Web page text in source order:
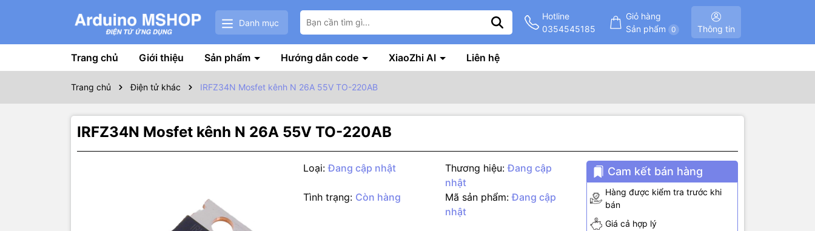
Danh mục
Hotline
0354545185
Giỏ hàng
Sản phẩm
0 Thông tin
Trang chủ Giới thiệu Sản phẩm Hướng dẫn code XiaoZhi AI Liên hệ
Trang chủ Điện tử khác IRFZ34N Mosfet kênh N 26A 55V TO-220AB
IRFZ34N Mosfet kênh N 26A 55V TO-220AB
Loại: Đang cập nhật Thương hiệu: Đang cập
nhật
Tình trạng: Còn hàng Mã sản phẩm: Đang cập
nhật
Cam kết bán hàng
Hàng được kiểm tra trước khi
bán
Giá cả hợp lý